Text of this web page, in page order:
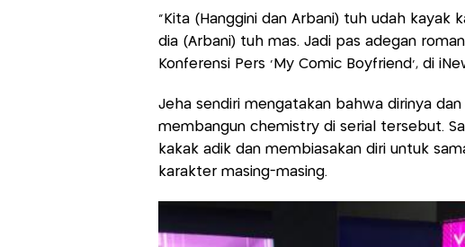
“Kita (Hanggini dan Arbani) tuh udah kayak
dia (Arbani) tuh mas. Jadi pas adegan
Konferensi Pers ‘My Comic Boyfriend’, di
Jeha sendiri mengatakan bahwa dirinya
membangun chemistry di serial tersebut.
kakak adik dan membiasakan diri untuk
karakter masing-masing.